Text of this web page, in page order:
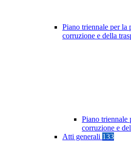
Piano triennale per la
corruzione e della
Piano triennale
corruzione e
Atti generali 133